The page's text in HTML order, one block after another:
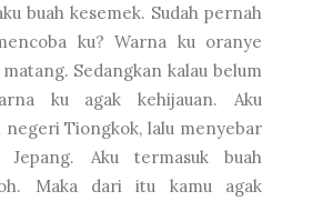
buah kesemek. Sudah pernah
ku? Warna ku oranye
matang. Sedangkan kalau belum
ku agak kehijauan. Aku
negeri Tiongkok, lalu menyebar
Aku termasuk buah
Maka dari itu kamu agak